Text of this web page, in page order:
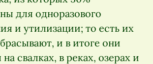
для одноразового
и утилизации; то есть их
и в итоге они
свалках, в реках, озерах и